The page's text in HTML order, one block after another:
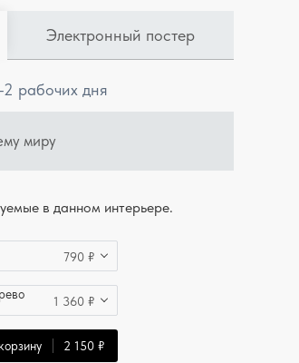
Электронный постер
2 рабочих дня
миру
в данном интерьере.
790 ₽
1 360 ₽
2 150 ₽